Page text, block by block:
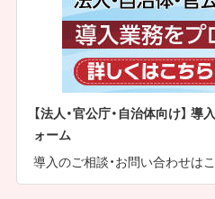
【法人・官公庁・自治体向け】
ォーム
導入のご相談・お問い合わせは